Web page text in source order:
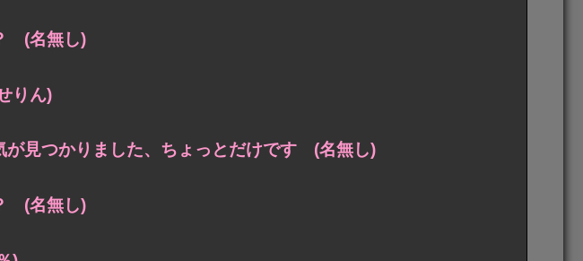
(名無し)
りん)
が見つかりました、ちょっとだけです (名無し)
(名無し)